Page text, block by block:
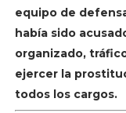
equipo de
había sido
organizado,
ejercer la
todos los cargos.